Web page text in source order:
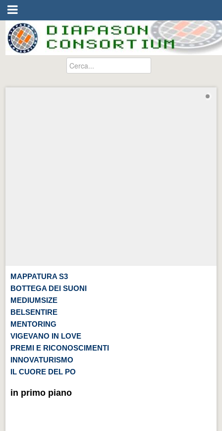
MAPPATURA S3
BOTTEGA DEI SUONI
MEDIUMSIZE
BELSENTIRE
MENTORING
VIGEVANO IN LOVE
PREMI E RICONOSCIMENTI
INNOVATURISMO
IL CUORE DEL PO
in primo piano